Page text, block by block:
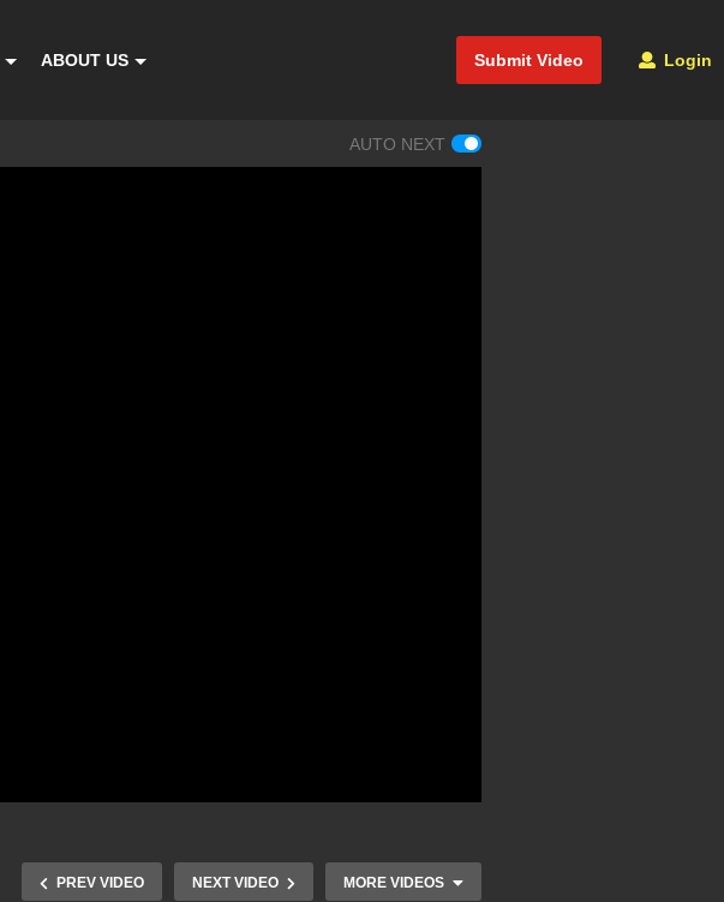
Submit Video Login
ABOUT US
AUTO NEXT
PREV VIDEO NEXT VIDEO MORE VIDEOS